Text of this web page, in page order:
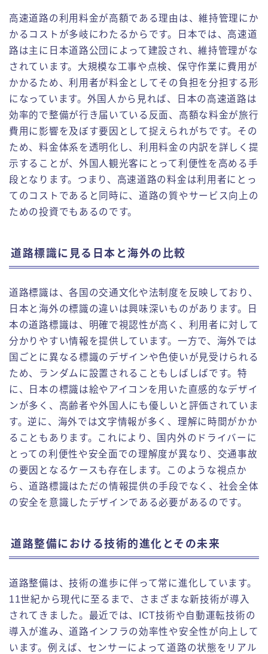
高速道路の利用料金が高額である理由は、維持管理にか
かるコストが多岐にわたるからです。日本では、高速道
路は主に日本道路公団によって建設され、維持管理がな
されています。大規模な工事や点検、保守作業に費用が
かかるため、利用者が料金としてその負担を分担する形
になっています。外国人から見れば、日本の高速道路は
効率的で整備が行き届いている反面、高額な料金が旅行
費用に影響を及ぼす要因として捉えられがちです。その
ため、料金体系を透明化し、利用料金の内訳を詳しく提
示することが、外国人観光客にとって利便性を高める手
段となります。つまり、高速道路の料金は利用者にとっ
てのコストであると同時に、道路の質やサービス向上の
ための投資でもあるのです。
道路標識に見る日本と海外の比較
道路標識は、各国の交通文化や法制度を反映しており、
日本と海外の標識の違いは興味深いものがあります。日
本の道路標識は、明確で視認性が高く、利用者に対して
分かりやすい情報を提供しています。一方で、海外では
国ごとに異なる標識のデザインや色使いが見受けられる
ため、ランダムに設置されることもしばしばです。特
に、日本の標識は絵やアイコンを用いた直感的なデザイ
ンが多く、高齢者や外国人にも優しいと評価されていま
す。逆に、海外では文字情報が多く、理解に時間がかか
ることもあります。これにより、国内外のドライバーに
とっての利便性や安全面での理解度が異なり、交通事故
の要因となるケースも存在します。このような視点か
ら、道路標識はただの情報提供の手段でなく、社会全体
の安全を意識したデザインである必要があるのです。
道路整備における技術的進化とその未来
道路整備は、技術の進歩に伴って常に進化しています。
11世紀から現代に至るまで、さまざまな新技術が導入
されてきました。最近では、ICT技術や自動運転技術の
導入が進み、道路インフラの効率性や安全性が向上して
います。例えば、センサーによって道路の状態をリアル